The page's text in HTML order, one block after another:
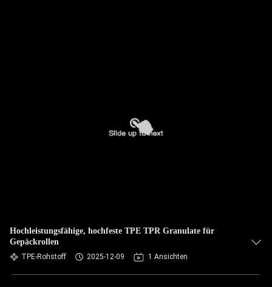
Hochleistungsfähige, hochfeste TPE TPR Granulate für
Gepäckrollen
TPE-Rohstoff 2025-12-09 1 Ansichten